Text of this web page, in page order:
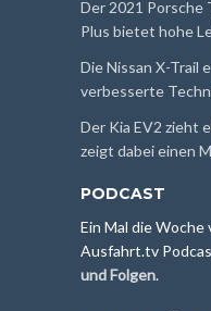
Der 2021 Porsche
Plus bietet hohe
Die Nissan X-Trail
verbesserte
Der Kia EV2 zieht
zeigt dabei einen
PODCAST
Ein Mal die
Ausfahrt.tv
und Folgen.